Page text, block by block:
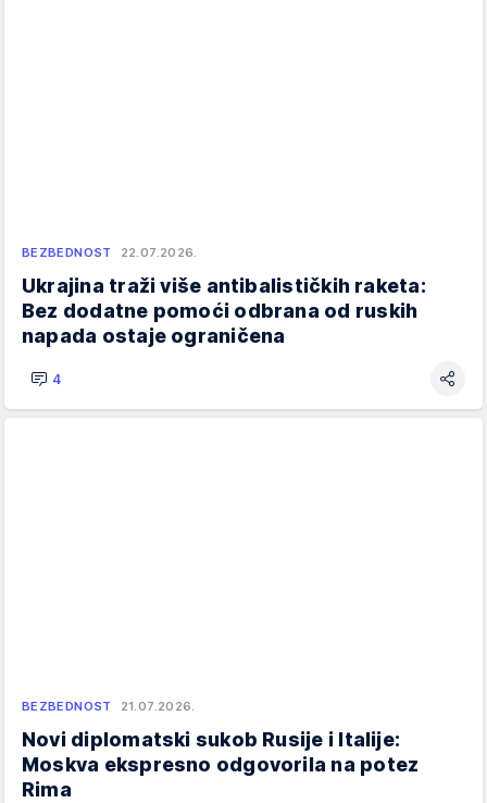
BEZBEDNOST 22.07.2026.
Ukrajina traži više antibalističkih raketa:
Bez dodatne pomoći odbrana od ruskih
napada ostaje ograničena
4
BEZBEDNOST 21.07.2026.
Novi diplomatski sukob Rusije i Italije:
Moskva ekspresno odgovorila na potez
Rima